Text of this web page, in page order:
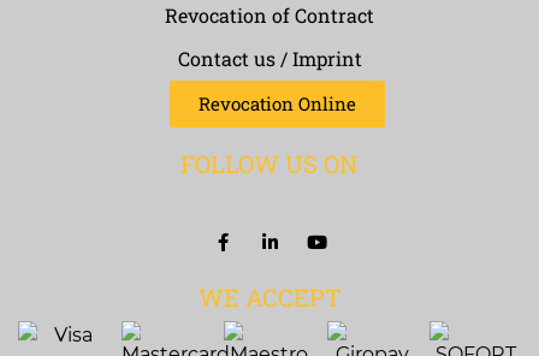
Revocation of Contract
Contact us / Imprint
Revocation Online
FOLLOW US ON
WE ACCEPT